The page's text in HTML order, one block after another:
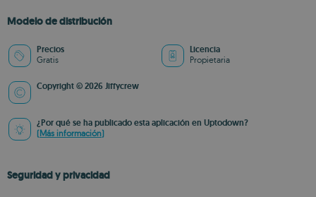
Modelo de distribución
Precios
Gratis
Licencia
Propietaria
Copyright © 2026 Jiffycrew
¿Por qué se ha publicado esta aplicación en Uptodown?
(Más información)
Seguridad y privacidad